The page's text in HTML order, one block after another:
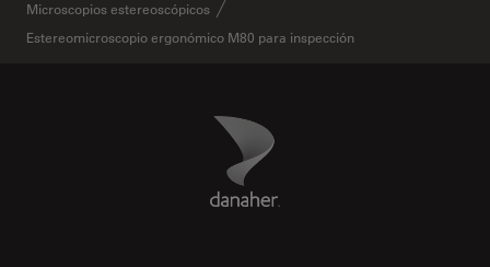
Microscopios estereoscópicos
Estereomicroscopio ergonómico M80 para inspección
Danaher Logo